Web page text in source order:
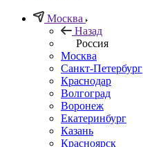
Москва
Назад
Россия
Москва
Санкт-Петербург
Краснодар
Волгоград
Воронеж
Екатеринбург
Казань
Красноярск